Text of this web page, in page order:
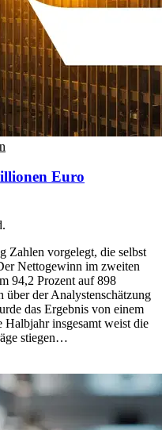
Euro
Zahlen vorgelegt, die selbst
Nettogewinn im zweiten
94,2 Prozent auf 898
der Analystenschätzung
das Ergebnis von einem
Halbjahr insgesamt weist die
stiegen…